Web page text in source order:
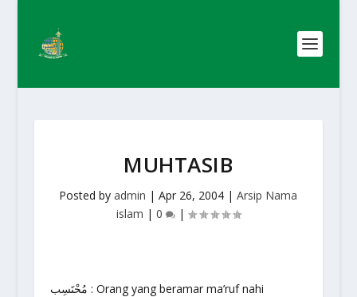
MUHTASIB
Posted byadmin |Apr 26, 2004 |Arsip Nama
islam | 0 |
مُحْتَسِب : Orang yang beramar ma’ruf nahi